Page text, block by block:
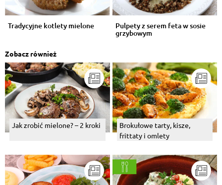
Tradycyjne kotlety mielone Pulpety z serem feta w sosie
grzybowym
Zobacz również
Jak zrobić mielone? – 2 kroki
Brokułowe tarty, kisze,
frittaty i omlety